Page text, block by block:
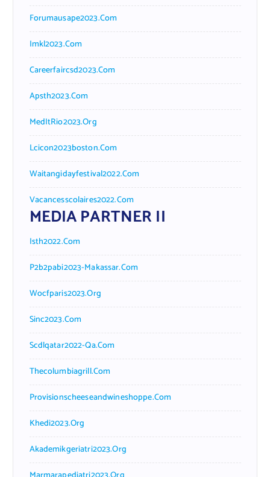
Forumausape2023.com
Imkl2023.com
Careerfaircsd2023.com
Apsth2023.com
MedItRio2023.org
Lcicon2023boston.com
Waitangidayfestival2022.com
Vacancesscolaires2022.com
MEDIA PARTNER II
Isth2022.com
P2b2pabi2023-Makassar.com
Wocfparis2023.org
Sinc2023.com
Scdlqatar2022-Qa.com
Thecolumbiagrill.com
Provisionscheeseandwineshoppe.com
Khedi2023.org
Akademikgeriatri2023.org